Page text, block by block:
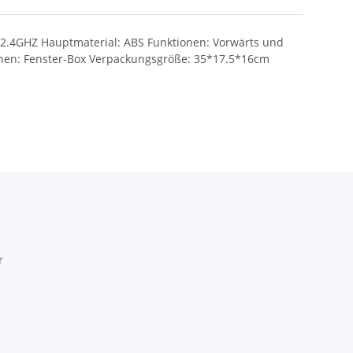
Hauptmaterial: ABS Funktionen: Vorwärts und
Fenster-Box Verpackungsgröße: 35*17.5*16cm